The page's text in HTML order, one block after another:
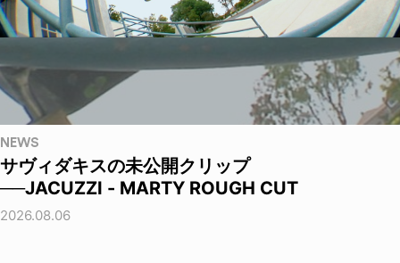
NEWS
サヴィダキスの未公開クリップ
──JACUZZI - MARTY ROUGH CUT
2026.08.06